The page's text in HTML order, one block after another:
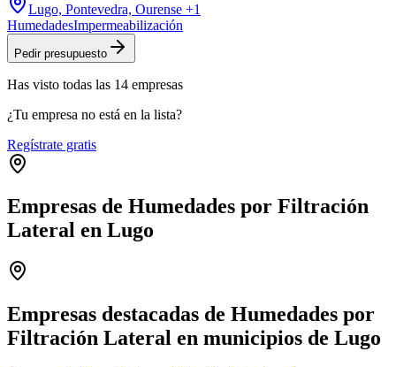
Lugo, Pontevedra, Ourense +1
HumedadesImpermeabilización
Pedir presupuesto
Has visto todas las 14 empresas
¿Tu empresa no está en la lista?
Regístrate gratis
Empresas de Humedades por Filtración
Lateral en Lugo
−
Empresas destacadas de Humedades por
Filtración Lateral en municipios de Lugo